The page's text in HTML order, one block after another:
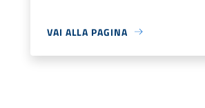
VAI ALLA PAGINA